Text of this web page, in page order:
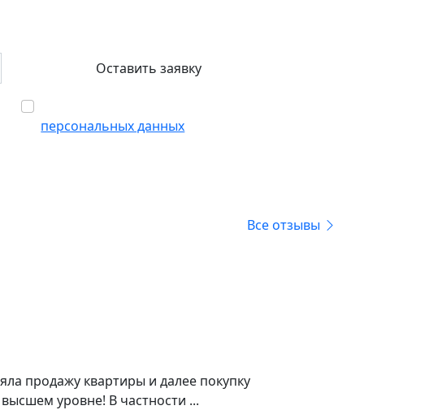
Оставить заявку
персональных данных
Все отзывы
продажу квартиры и далее покупку
уровне! В частности ...